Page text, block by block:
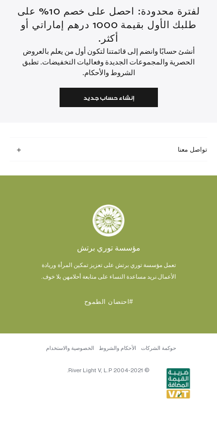
لفترة محدودة: احصل على خصم 10% على
طلبك الأول بقيمة 1000 درهم إماراتي أو
أكثر.
أنشئ حسابًا وانضم إلى قائمتنا لتكون أول من يعلم بالعروض
الحصرية والمجموعات الجديدة وفعاليات التخفيضات. تطبق
الشروط والأحكام.
إنشاء حساب جديد
تواصل معنا
مؤسسة توري برتش
تعمل مؤسسة توري برتش على تعزيز تمكين المرأة وريادة
الأعمال. نريد مساعدة النساء على متابعة أحلامهن بلا خوف.
#احتضان الطموح
© 2004-2021 River Light V, L.P.
حوكمة الشركات الأحكام والشروط الخصوصية والاستخدام